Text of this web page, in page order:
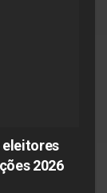
eleitores
2026